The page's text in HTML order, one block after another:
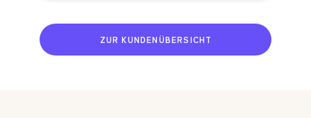
ZUR KUNDENÜBERSICHT